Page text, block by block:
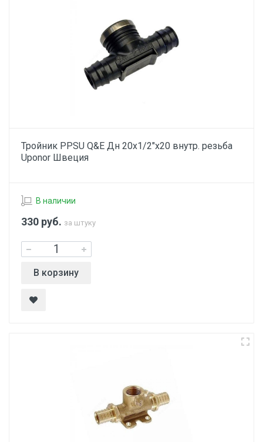
Тройник PPSU Q&E Дн 20х1/2"х20 внутр. резьба
Uponor Швеция
В наличии
330 руб. за штуку
В корзину